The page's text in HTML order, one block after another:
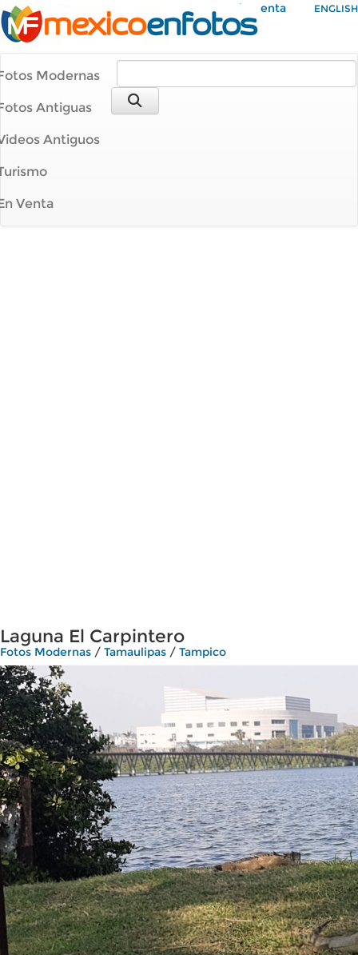
Mi Cuenta ENGLISH
Modernas
Antiguas
Antiguos
Venta
Laguna El Carpintero
Fotos Modernas / Tamaulipas / Tampico